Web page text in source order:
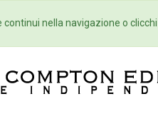
Eventi
nella navigazione o